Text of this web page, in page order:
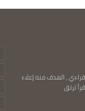
، الهدف منه إعلاء
ترتق